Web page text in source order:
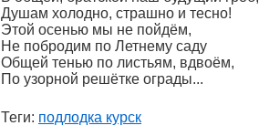
Душам холодно, страшно и тесно!
Этой осенью мы не пойдём,
Не побродим по Летнему саду
Общей тенью по листьям, вдвоём,
По узорной решётке ограды...
Теги: подлодка курск